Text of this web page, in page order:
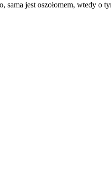
jest oszołomem, wtedy